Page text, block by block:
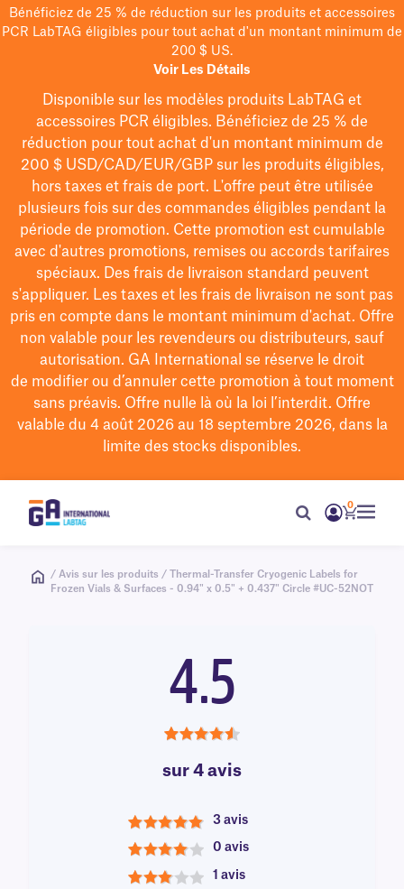
Bénéficiez de 25 % de réduction sur les produits et accessoires
PCR LabTAG éligibles pour tout achat d'un montant minimum de
200 $ US.
Voir Les Détails
Disponible sur les modèles produits LabTAG et
accessoires PCR éligibles. Bénéficiez de 25 % de
réduction pour tout achat d'un montant minimum de
200 $USD/CAD/EUR/GBPsur les produits éligibles,
hors taxes et frais de port. L'offre peut être utilisée
plusieurs fois sur des commandes éligibles pendant la
période de promotion. Cette promotion est cumulable
avec d'autres promotions, remises ou accords tarifaires
spéciaux. Des frais de livraison standard peuvent
s'appliquer. Les taxes et les frais de livraison ne sont pas
pris en compte dans le montant minimum d'achat. Offre
non valable pour les revendeurs ou distributeurs, sauf
autorisation. GA International se réserve le droit
de modifierou d’annuler cette promotion à tout moment
sans préavis. Offre nulle là où la loi l’interdit. Offre
valable du 4 août 2026 au 18 septembre 2026, dans la
limite des stocks disponibles.
0
/ Avis sur les produits / Thermal-Transfer Cryogenic Labels for
Frozen Vials & Surfaces - 0.94" x 0.5" + 0.437" Circle #UC-52NOT
4.5
sur 4 avis
5
3 avis
4
0 avis
1 avis